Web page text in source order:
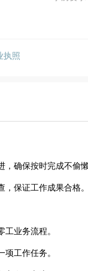
执照
，确保按时完成不偷
，保证工作成果合格
工业务流程。
工作任务。